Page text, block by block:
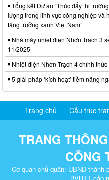
Tổng kết Dự án “Thúc đẩy thị
lượng trong lĩnh vực công nghiệp và
tăng trưởng xanh Việt Nam”
Nhà máy nhiệt điện Nhơn Trạch 3
11/2025
Nhiệt điện Nhơn Trạch 4 chính
5 giải pháp ‘kích hoạt’ tiềm năng
Trang chủ Cấu trúc
TRANG
CÔNG
Cơ quan chủ quản: UBND